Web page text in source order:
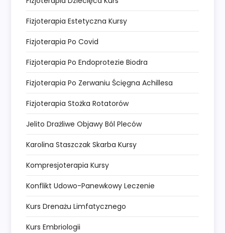
Fizjoterapia Estetyczna Kursy
Fizjoterapia Po Covid
Fizjoterapia Po Endoprotezie Biodra
Fizjoterapia Po Zerwaniu Ścięgna Achillesa
Fizjoterapia Stożka Rotatorów
Jelito Drażliwe Objawy Ból Pleców
Karolina Staszczak Skarba Kursy
Kompresjoterapia Kursy
Konflikt Udowo-Panewkowy Leczenie
Kurs Drenażu Limfatycznego
Kurs Embriologii